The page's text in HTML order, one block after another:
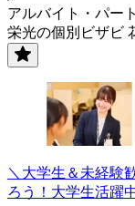
アルバイト・パート
栄光の個別ビザビ
＼大学生＆未経験
ろう！大学生活躍